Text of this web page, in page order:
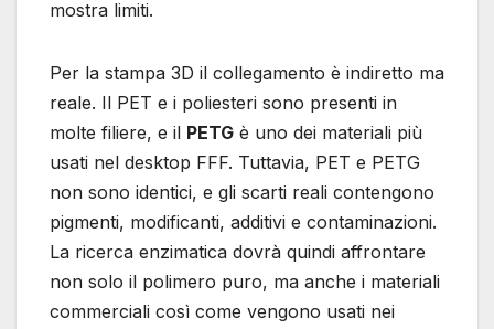
mostra limiti.
Per la stampa 3D il collegamento è indiretto ma
reale. Il PET e i poliesteri sono presenti in
molte filiere, e il PETG è uno dei materiali più
usati nel desktop FFF. Tuttavia, PET e PETG
non sono identici, e gli scarti reali contengono
pigmenti, modificanti, additivi e contaminazioni.
La ricerca enzimatica dovrà quindi affrontare
non solo il polimero puro, ma anche i materiali
commerciali così come vengono usati nei